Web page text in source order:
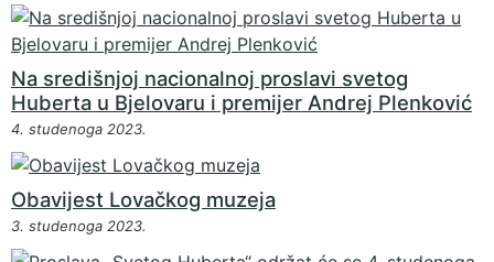
Na središnjoj nacionalnoj proslavi svetog
Huberta u Bjelovaru i premijer Andrej Plenković
4. studenoga 2023.
Obavijest Lovačkog muzeja
3. studenoga 2023.